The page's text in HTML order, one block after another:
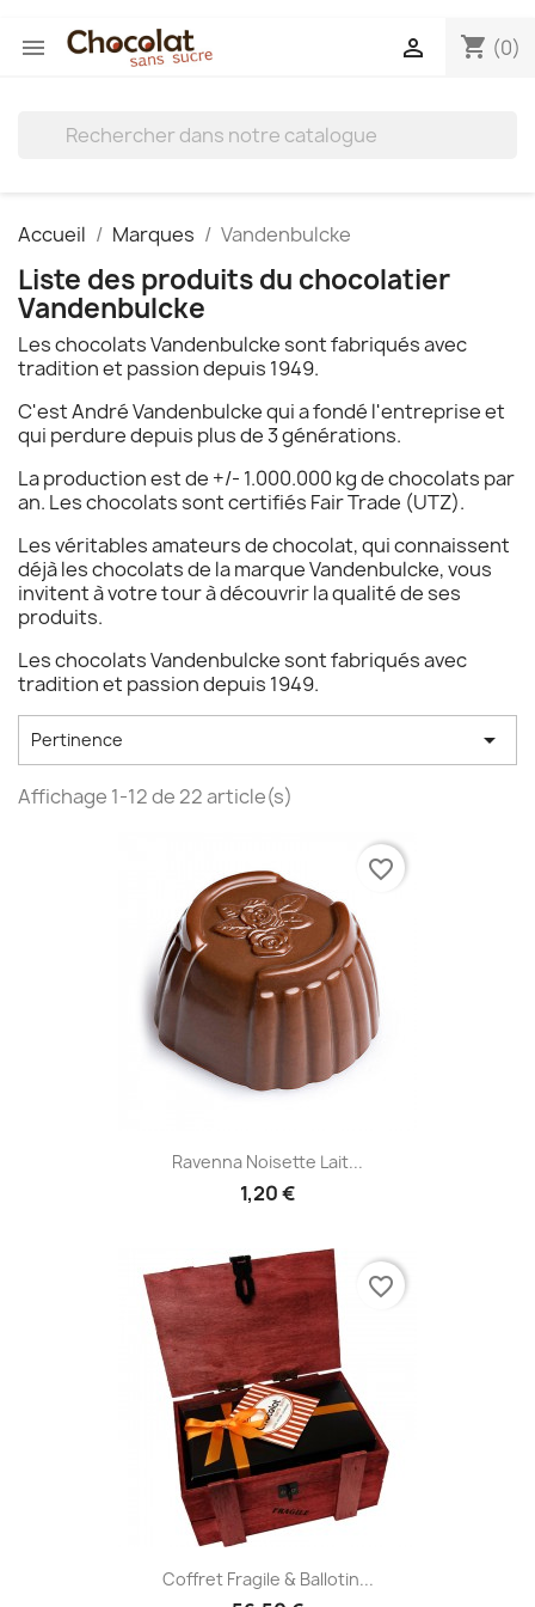
 shopping_cart (0)

Accueil Marques Vandenbulcke
Liste des produits du chocolatier
Vandenbulcke
Les chocolats Vandenbulcke sont fabriqués avec
tradition et passion depuis 1949.
C'est André Vandenbulcke qui a fondé l'entreprise et
qui perdure depuis plus de 3 générations.
La production est de +/- 1.000.000 kg de chocolats par
an. Les chocolats sont certifiés Fair Trade (UTZ).
Les véritables amateurs de chocolat, qui connaissent
déjà les chocolats de la marque Vandenbulcke, vous
invitent à votre tour à découvrir la qualité de ses
produits.
Les chocolats Vandenbulcke sont fabriqués avec
tradition et passion depuis 1949.
Pertinence 
Affichage 1-12 de 22 article(s)
Ravenna Noisette Lait...
1,20 €
favorite_border
Coffret Fragile & Ballotin...
favorite_border